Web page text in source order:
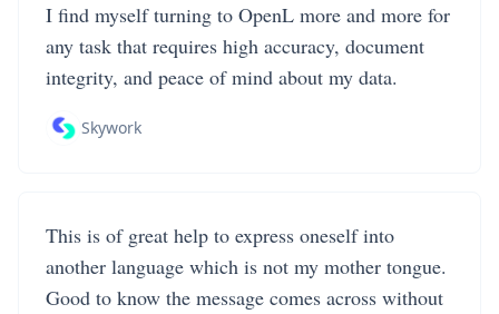
I find myself turning to OpenL more and more for
any task that requires high accuracy, document
integrity, and peace of mind about my data.
Skywork
This is of great help to express oneself into
another language which is not my mother tongue.
Good to know the message comes across without